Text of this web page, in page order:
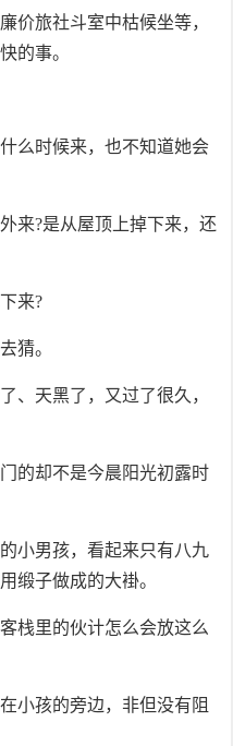
价旅社斗室中枯候坐等，
的事。
么时候来，也不知道她会
来?是从屋顶上掉下来，还
来?
猜。
、天黑了，又过了很久，
的却不是今晨阳光初露时
小男孩，看起来只有八九
缎子做成的大褂。
栈里的伙计怎么会放这么
小孩的旁边，非但没有阻